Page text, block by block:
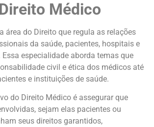
Médico
área do Direito que regula as relações
da saúde, pacientes, hospitais e
Essa especialidade aborda temas que
civil e ética dos médicos até
e instituições de saúde.
do Direito Médico é assegurar que
sejam elas pacientes ou
seus direitos garantidos,